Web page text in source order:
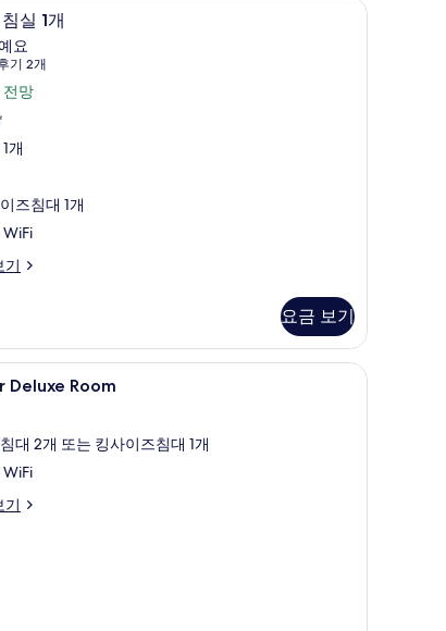
스위트, 침실 1개 | 객실 내 금고, 책상, 암막 커
실 1개
점 중 10점
요
기 2개
전망
개
즈침대 1개
WiFi
기
요금 보기
객실 내 금고, 책상, 암막 커튼, 방음 설비
Deluxe Room
대 2개 또는 킹사이즈침대 1개
WiFi
기